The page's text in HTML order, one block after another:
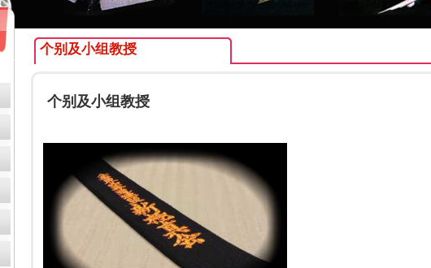
个别及小组教授
个别及小组教授